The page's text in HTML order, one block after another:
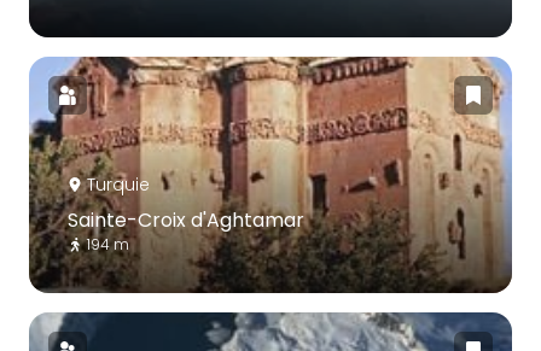
Turquie
Sainte-Croix d'Aghtamar
194 m